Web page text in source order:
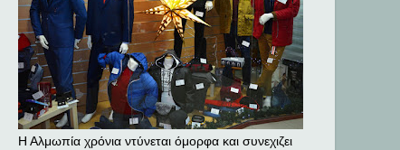
Η Αλμωπία χρόνια ντύνεται όμορφα και συνεχιζει